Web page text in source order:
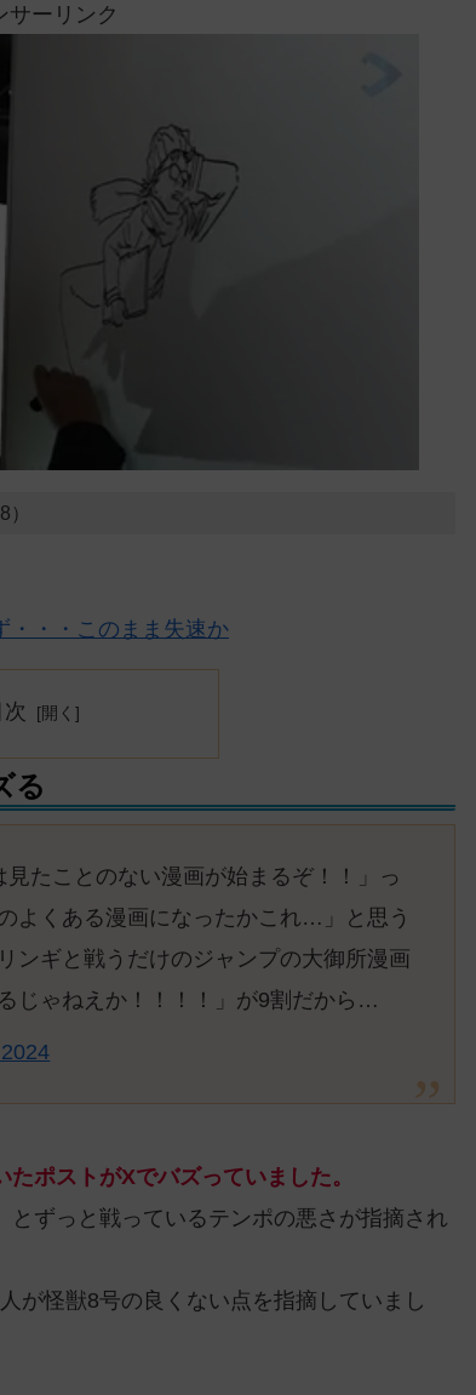
サーリンク
・・・このまま失速か
る
たことのない漫画が始まるぞ！！」っ
よくある漫画になったかこれ…」と思う
ンギと戦うだけのジャンプの大御所漫画
じゃねえか！！！！」が9割だから…
ポストがXでバズっていました。
ずっと戦っているテンポの悪さが指摘され
が怪獣8号の良くない点を指摘していまし